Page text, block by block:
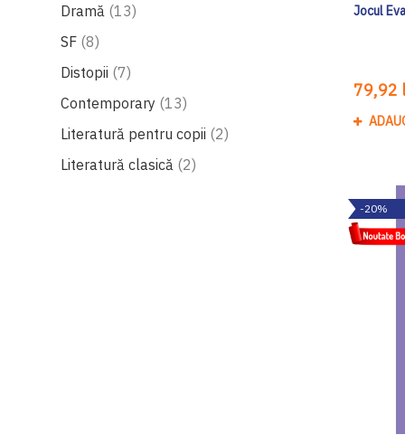
Dramă 13produse
SF 8produse
Distopii 7produse
Contemporary 13produse
Literatură pentru copii 2produse
Literatură clasică 2produse
Jocul
79,92
-20%